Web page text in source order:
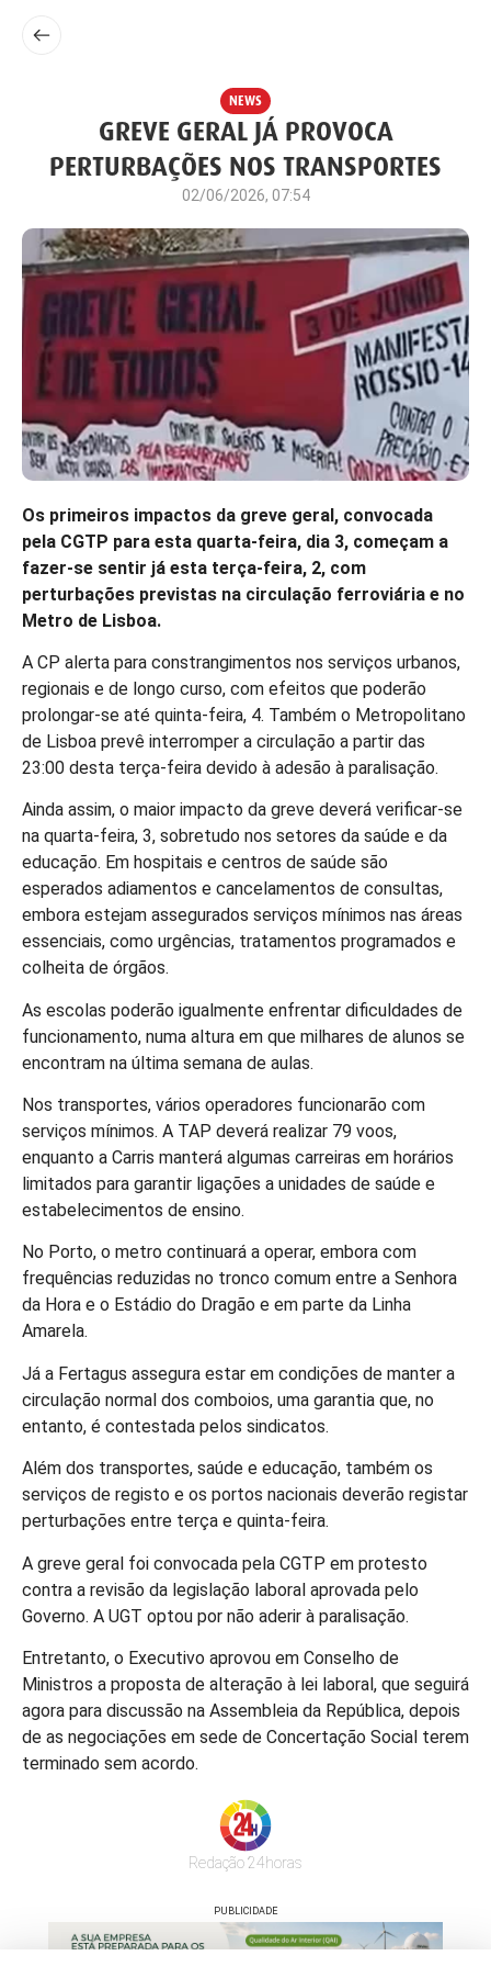
NEWS
GREVE GERAL JÁ PROVOCA
PERTURBAÇÕES NOS TRANSPORTES
02/06/2026, 07:54
Os primeiros impactos da greve geral, convocada
pela CGTP para esta quarta-feira, dia 3, começam a
fazer-se sentir já esta terça-feira, 2, com
perturbações previstas na circulação ferroviária e no
Metro de Lisboa.
A CP alerta para constrangimentos nos serviços urbanos,
regionais e de longo curso, com efeitos que poderão
prolongar-se até quinta-feira, 4. Também o Metropolitano
de Lisboa prevê interromper a circulação a partir das
23:00 desta terça-feira devido à adesão à paralisação.
Ainda assim, o maior impacto da greve deverá verificar-se
na quarta-feira, 3, sobretudo nos setores da saúde e da
educação. Em hospitais e centros de saúde são
esperados adiamentos e cancelamentos de consultas,
embora estejam assegurados serviços mínimos nas áreas
essenciais, como urgências, tratamentos programados e
colheita de órgãos.
As escolas poderão igualmente enfrentar dificuldades de
funcionamento, numa altura em que milhares de alunos se
encontram na última semana de aulas.
Nos transportes, vários operadores funcionarão com
serviços mínimos. A TAP deverá realizar 79 voos,
enquanto a Carris manterá algumas carreiras em horários
limitados para garantir ligações a unidades de saúde e
estabelecimentos de ensino.
No Porto, o metro continuará a operar, embora com
frequências reduzidas no tronco comum entre a Senhora
da Hora e o Estádio do Dragão e em parte da Linha
Amarela.
Já a Fertagus assegura estar em condições de manter a
circulação normal dos comboios, uma garantia que, no
entanto, é contestada pelos sindicatos.
Além dos transportes, saúde e educação, também os
serviços de registo e os portos nacionais deverão registar
perturbações entre terça e quinta-feira.
A greve geral foi convocada pela CGTP em protesto
contra a revisão da legislação laboral aprovada pelo
Governo. A UGT optou por não aderir à paralisação.
Entretanto, o Executivo aprovou em Conselho de
Ministros a proposta de alteração à lei laboral, que seguirá
agora para discussão na Assembleia da República, depois
de as negociações em sede de Concertação Social terem
terminado sem acordo.
Redação 24horas
PUBLICIDADE